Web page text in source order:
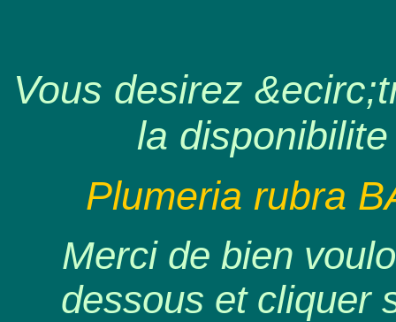
Vous desirez
la
Plumeria rubra
Merci de bien
dessous et cliquer